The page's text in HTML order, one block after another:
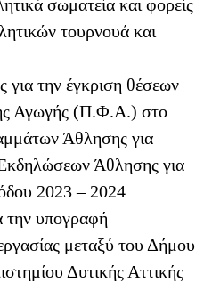
σωματεία και φορείς
τουρνουά και
για την έγκριση θέσεων
Αγωγής (Π.Φ.Α.) στο
Άθλησης για
Άθλησης για
2023 – 2024
υπογραφή
μεταξύ του Δήμου
Δυτικής Αττικής